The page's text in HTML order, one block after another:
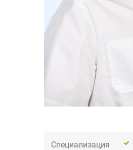
Специализация